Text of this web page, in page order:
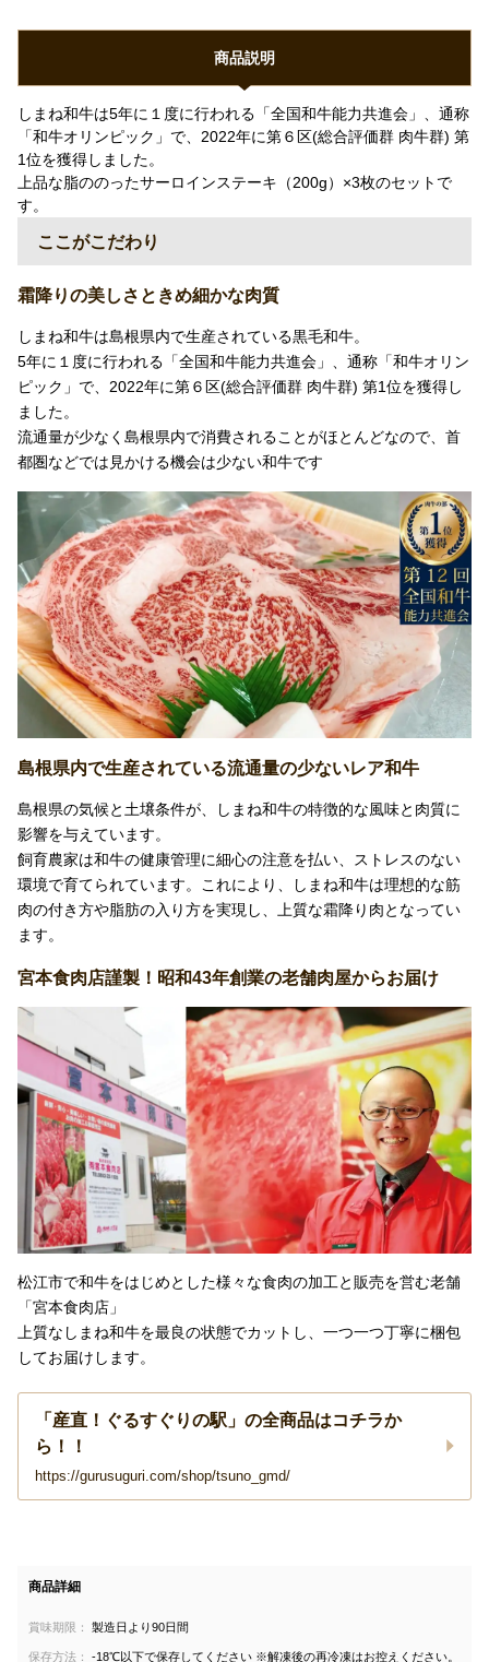
商品説明
しまね和牛は5年に１度に行われる「全国和牛能力共進会」、通称
「和牛オリンピック」で、2022年に第６区(総合評価群 肉牛群) 第
1位を獲得しました。
上品な脂ののったサーロインステーキ（200g）×3枚のセットで
す。
ここがこだわり
霜降りの美しさときめ細かな肉質
しまね和牛は島根県内で生産されている黒毛和牛。
5年に１度に行われる「全国和牛能力共進会」、通称「和牛オリン
ピック」で、2022年に第６区(総合評価群 肉牛群) 第1位を獲得し
ました。
流通量が少なく島根県内で消費されることがほとんどなので、首
都圏などでは見かける機会は少ない和牛です
島根県内で生産されている流通量の少ないレア和牛
島根県の気候と土壌条件が、しまね和牛の特徴的な風味と肉質に
影響を与えています。
飼育農家は和牛の健康管理に細心の注意を払い、ストレスのない
環境で育てられています。これにより、しまね和牛は理想的な筋
肉の付き方や脂肪の入り方を実現し、上質な霜降り肉となってい
ます。
宮本食肉店謹製！昭和43年創業の老舗肉屋からお届け
松江市で和牛をはじめとした様々な食肉の加工と販売を営む老舗
「宮本食肉店」
上質なしまね和牛を最良の状態でカットし、一つ一つ丁寧に梱包
してお届けします。
「産直！ぐるすぐりの駅」の全商品はコチラか
ら！！
https://gurusuguri.com/shop/tsuno_gmd/
商品詳細
賞味期限： 製造日より90日間
保存方法： -18℃以下で保存してください ※解凍後の再冷凍はお控えください。